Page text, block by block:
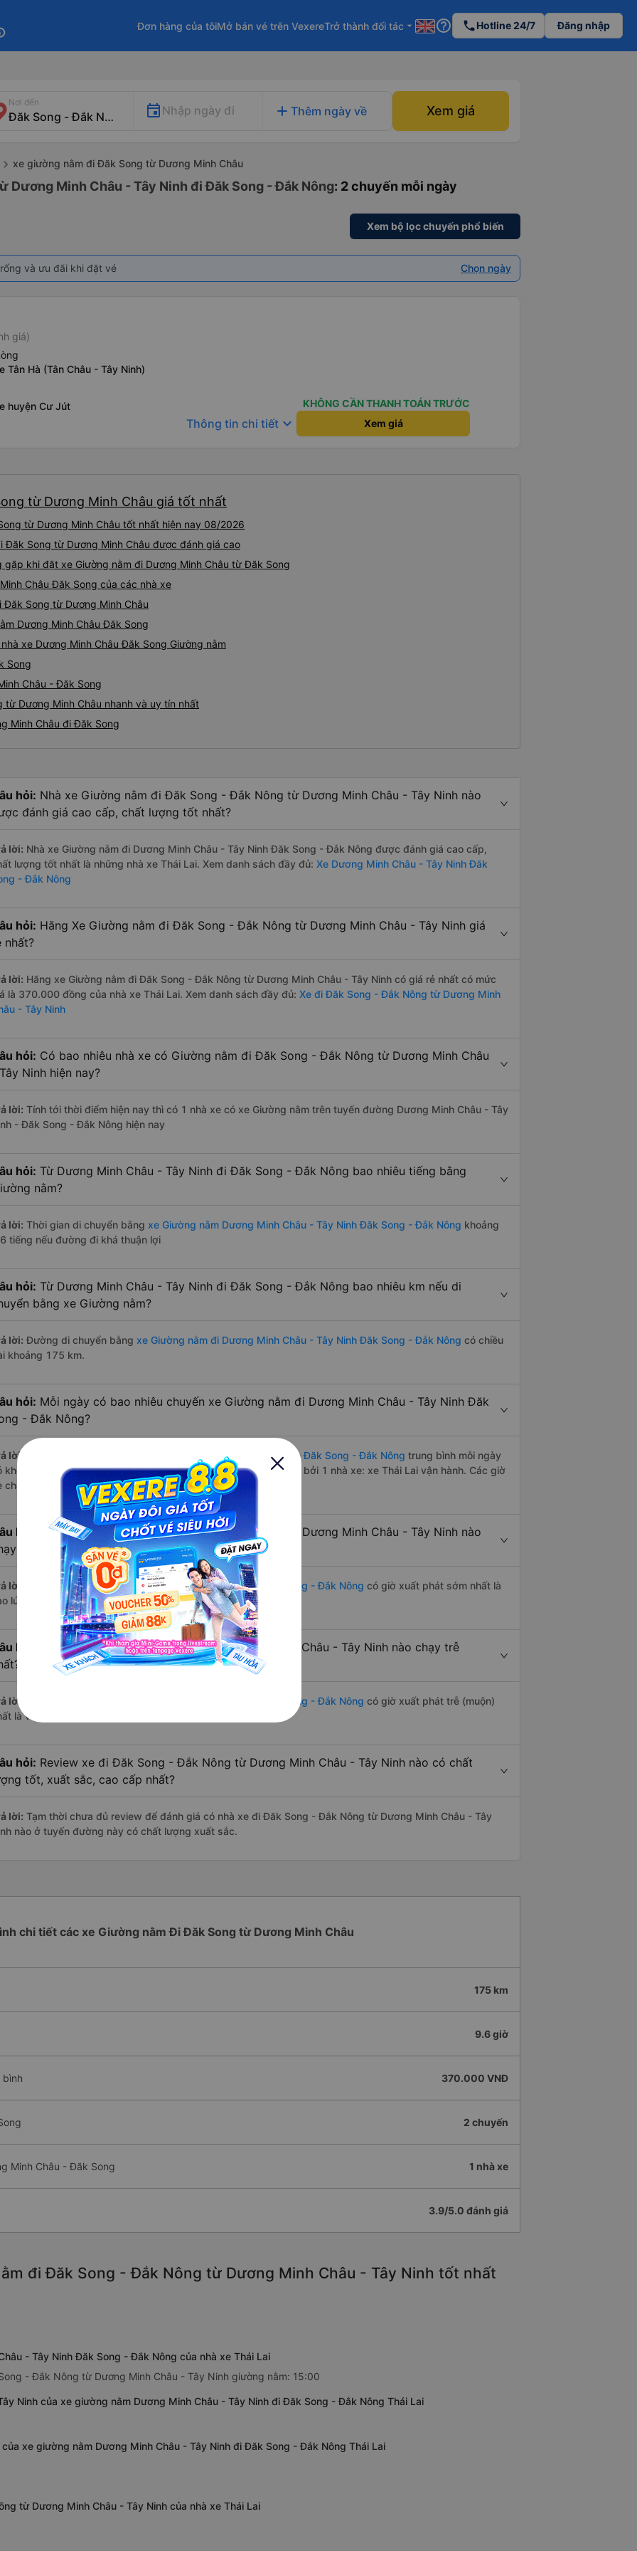
Đơn hàng của tôiMở bán vé trên VexereTrở thành đối tác arrow_drop_down help_outline phoneHotline 24/7 Đăng nhập
Nơi đến
Nhập ngày đi add Thêm ngày về Xem giá
xe giường nằm đi Đăk Song từ Dương Minh Châu
Dương Minh Châu - Tây Ninh đi Đăk Song - Đắk Nông: 2 chuyến mỗi ngày
Xem bộ lọc chuyến phổ biến
và ưu đãi khi đặt vé Chọn ngày
giá)
Tân Hà (Tân Châu - Tây Ninh)
huyện Cư Jút
KHÔNG CẦN THANH TOÁN TRƯỚC
Thông tin chi tiết keyboard_arrow_down Xem giá
từ Dương Minh Châu giá tốt nhất
từ Dương Minh Châu tốt nhất hiện nay 08/2026
Đăk Song từ Dương Minh Châu được đánh giá cao
khi đặt xe Giường nằm đi Dương Minh Châu từ Đăk Song
Châu Đăk Song của các nhà xe
Song từ Dương Minh Châu
Dương Minh Châu Đăk Song
xe Dương Minh Châu Đăk Song Giường nằm
Song
Châu - Đăk Song
Dương Minh Châu nhanh và uy tín nhất
Minh Châu đi Đăk Song
hỏi: Nhà xe Giường nằm đi Đăk Song - Đắk Nông từ Dương Minh Châu - Tây Ninh nào
đánh giá cao cấp, chất lượng tốt nhất?
lời: Nhà xe Giường nằm đi Dương Minh Châu - Tây Ninh Đăk Song - Đắk Nông được đánh giá cao cấp,
lượng tốt nhất là những nhà xe Thái Lai. Xem danh sách đầy đủ: Xe Dương Minh Châu - Tây Ninh Đăk
- Đắk Nông
hỏi: Hãng Xe Giường nằm đi Đăk Song - Đắk Nông từ Dương Minh Châu - Tây Ninh giá
nhất?
lời: Hãng xe Giường nằm đi Đăk Song - Đắk Nông từ Dương Minh Châu - Tây Ninh có giá rẻ nhất có mức
là 370.000 đồng của nhà xe Thái Lai. Xem danh sách đầy đủ: Xe đi Đăk Song - Đắk Nông từ Dương Minh
- Tây Ninh
hỏi: Có bao nhiêu nhà xe có Giường nằm đi Đăk Song - Đắk Nông từ Dương Minh Châu
Ninh hiện nay?
lời: Tính tới thời điểm hiện nay thì có 1 nhà xe có xe Giường nằm trên tuyến đường Dương Minh Châu - Tây
- Đăk Song - Đắk Nông hiện nay
hỏi: Từ Dương Minh Châu - Tây Ninh đi Đăk Song - Đắk Nông bao nhiêu tiếng bằng
nằm?
lời: Thời gian di chuyển bằng xe Giường nằm Dương Minh Châu - Tây Ninh Đăk Song - Đắk Nông khoảng
tiếng nếu đường đi khá thuận lợi
hỏi: Từ Dương Minh Châu - Tây Ninh đi Đăk Song - Đắk Nông bao nhiêu km nếu di
bằng xe Giường nằm?
lời: Đường di chuyển bằng xe Giường nằm đi Dương Minh Châu - Tây Ninh Đăk Song - Đắk Nông có chiều
khoảng 175 km.
hỏi: Mỗi ngày có bao nhiêu chuyến xe Giường nằm đi Dương Minh Châu - Tây Ninh Đăk
- Đắk Nông?
lời: xe Giường nằm Dương Minh Châu - Tây Ninh Đăk Song - Đắk Nông trung bình mỗi ngày
khoảng 2 chuyến trênVexere.combắt đầu từ 15:00 đến 15:00 bởi 1 nhà xe: xe Thái Lai vận hành. Các giờ
chạy có đầy đủ cả ban ngày, buổi trưa, buổi chiều, ban đêm
hỏi:
Nhà xe Giường nằm đi Đăk Song - Đắk Nông từ Dương Minh Châu - Tây Ninh nào
sớm nhất?
lời: ChuyếnGiường nằm Dương Minh Châu - Tây Ninh Đăk Song - Đắk Nông có giờ xuất phát sớm nhất là
lúc 15:00 là của nhà xe Thái Lai.
hỏi:
Nhà xe đi Đăk Song - Đắk Nông từ Dương Minh Châu - Tây Ninh nào chạy trễ
lời: Giường nằm Dương Minh Châu - Tây Ninh Đăk Song - Đắk Nông có giờ xuất phát trễ (muộn)
là vào lúc 15:00 là của nhà xe Thái Lai.
hỏi: Review xe đi Đăk Song - Đắk Nông từ Dương Minh Châu - Tây Ninh nào có chất
tốt, xuất sắc, cao cấp nhất?
lời: Tạm thời chưa đủ review để đánh giá có nhà xe đi Đăk Song - Đắk Nông từ Dương Minh Châu - Tây
nào ở tuyến đường này có chất lượng xuất sắc.
chi tiết các xe Giường nằm Đi Đăk Song từ Dương Minh Châu
175 km
9.6 giờ
bình 370.000 VNĐ
2 chuyến
Minh Châu - Đăk Song 1 nhà xe
3.9/5.0 đánh giá
đi Đăk Song - Đắk Nông từ Dương Minh Châu - Tây Ninh tốt nhất
- Tây Ninh Đăk Song - Đắk Nông của nhà xe Thái Lai
- Đắk Nông từ Dương Minh Châu - Tây Ninh giường nằm: 15:00
Ninh của xe giường nằm Dương Minh Châu - Tây Ninh đi Đăk Song - Đắk Nông Thái Lai
xe giường nằm Dương Minh Châu - Tây Ninh đi Đăk Song - Đắk Nông Thái Lai
từ Dương Minh Châu - Tây Ninh của nhà xe Thái Lai